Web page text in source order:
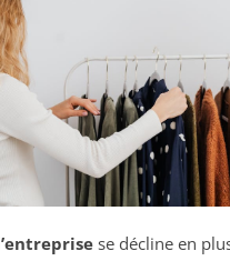
se décline en